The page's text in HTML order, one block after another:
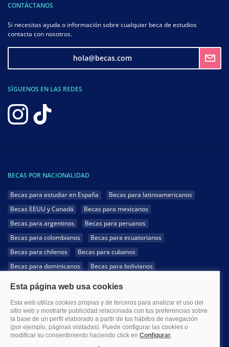
CONTÁCTANOS
Si necesitas ayuda o información sobre cualquier beca de estudios
contacta con nosotros.
hola@becas.com
SÍGUENOS EN LAS REDES
BECAS POR NACIONALIDAD
Becas para estudiar en España
Becas para latinoamericanos
Becas EEUU y Canadá
Becas para mexicanos
Becas para argentinos
Becas para peruanos
Becas para colombianos
Becas para ecuatorianos
Becas para chilenos
Becas para cubanos
Becas para dominicanos
Becas para bolivianos
Becas para hondureños
Becas para paraguayos
Becas para uruguayos
Becas para salvadoreños